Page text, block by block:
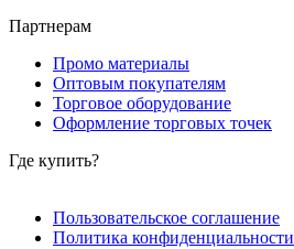
Партнерам
Промо материалы
Оптовым покупателям
Торговое оборудование
Оформление торговых точек
Где купить?
Пользовательское соглашение
Политика конфиденциальности